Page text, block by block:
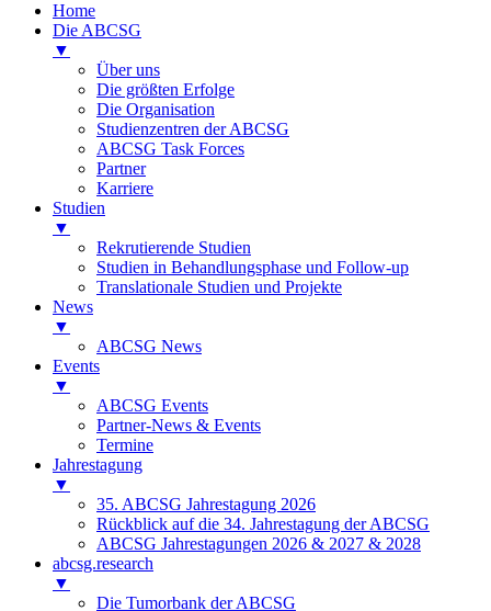
Home
Die ABCSG
▼
Über uns
Die größten Erfolge
Die Organisation
Studienzentren der ABCSG
ABCSG Task Forces
Partner
Karriere
Studien
▼
Rekrutierende Studien
Studien in Behandlungsphase und Follow-up
Translationale Studien und Projekte
News
▼
ABCSG News
Events
▼
ABCSG Events
Partner-News & Events
Termine
Jahrestagung
▼
35. ABCSG Jahrestagung 2026
Rückblick auf die 34. Jahrestagung der ABCSG
ABCSG Jahrestagungen 2026 & 2027 & 2028
abcsg.research
▼
Die Tumorbank der ABCSG